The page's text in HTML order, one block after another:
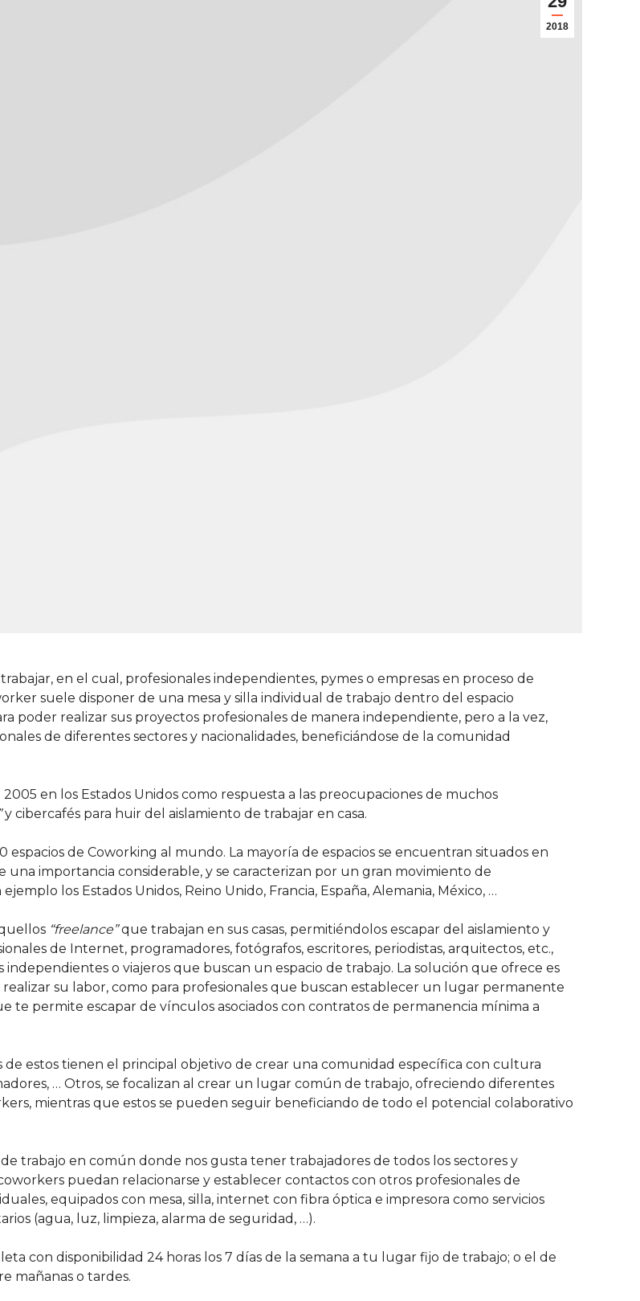
2018
en el cual, profesionales independientes, pymes o empresas en proceso de
suele disponer de una mesa y silla individual de trabajo dentro del espacio
poder realizar sus proyectos profesionales de manera independiente, pero a la vez,
de diferentes sectores y nacionalidades, beneficiándose de la comunidad
en los Estados Unidos como respuesta a las preocupaciones de muchos
y cibercafés para huir del aislamiento de trabajar en casa.
espacios de Coworking al mundo. La mayoría de espacios se encuentran situados en
importancia considerable, y se caracterizan por un gran movimiento de
los Estados Unidos, Reino Unido, Francia, España, Alemania, México, …
“freelance”que trabajan en sus casas, permitiéndolos escapar del aislamiento y
de Internet, programadores, fotógrafos, escritores, periodistas, arquitectos, etc.,
o viajeros que buscan un espacio de trabajo. La solución que ofrece es
su labor, como para profesionales que buscan establecer un lugar permanente
te permite escapar de vínculos asociados con contratos de permanencia mínima a
estos tienen el principal objetivo de crear una comunidad específica con cultura
… Otros, se focalizan al crear un lugar común de trabajo, ofreciendo diferentes
mientras que estos se pueden seguir beneficiando de todo el potencial colaborativo
de trabajo en común donde nos gusta tener trabajadores de todos los sectores y
puedan relacionarse y establecer contactos con otros profesionales de
equipados con mesa, silla, internet con fibra óptica e impresora como servicios
(agua, luz, limpieza, alarma de seguridad, …).
con disponibilidad 24 horas los 7 días de la semana a tu lugar fijo de trabajo; o el de
mañanas o tardes.